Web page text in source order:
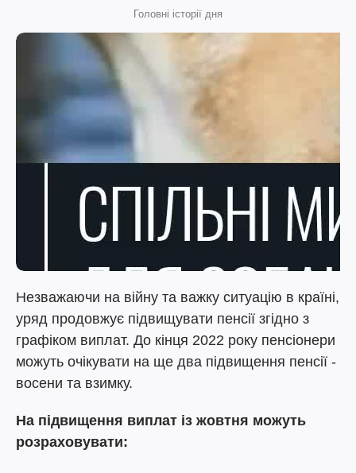
Головні історії дня
Незважаючи на війну та важку ситуацію в країні,
уряд продовжує підвищувати пенсії згідно з
графіком виплат. До кінця 2022 року пенсіонери
можуть очікувати на ще два підвищення пенсії -
восени та взимку.
На підвищення виплат із жовтня можуть
розраховувати: